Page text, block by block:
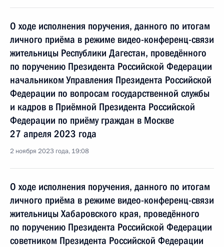
О ходе исполнения поручения, данного по итогам
личного приёма в режиме видео-конференц-связи
жительницы Республики Дагестан, проведённого
по поручению Президента Российской Федерации
начальником Управления Президента Российской
Федерации по вопросам государственной службы
и кадров в Приёмной Президента Российской
Федерации по приёму граждан в Москве
27 апреля 2023 года
2 ноября 2023 года, 19:08
О ходе исполнения поручения, данного по итогам
личного приёма в режиме видео-конференц-связи
жительницы Хабаровского края, проведённого
по поручению Президента Российской Федерации
советником Президента Российской Федерации